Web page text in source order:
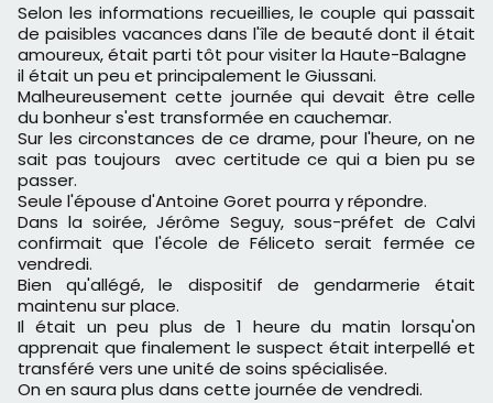
Selon les informations recueillies, le couple qui passait
de paisibles vacances dans l'île de beauté dont il était
amoureux, était parti tôt pour visiter la Haute-Balagne
il était un peu et principalement le Giussani.
Malheureusement cette journée qui devait être celle
du bonheur s'est transformée en cauchemar.
Sur les circonstances de ce drame, pour l'heure, on ne
sait pas toujours avec certitude ce qui a bien pu se
passer.
Seule l'épouse d'Antoine Goret pourra y répondre.
Dans la soirée, Jérôme Seguy, sous-préfet de Calvi
confirmait que l'école de Féliceto serait fermée ce
vendredi.
Bien qu'allégé, le dispositif de gendarmerie était
maintenu sur place.
Il était un peu plus de 1 heure du matin lorsqu'on
apprenait que finalement le suspect était interpellé et
transféré vers une unité de soins spécialisée.
On en saura plus dans cette journée de vendredi.